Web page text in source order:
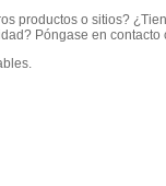
productos o sitios?
Póngase en